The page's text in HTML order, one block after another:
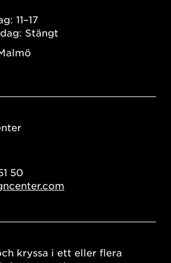
11–17
Stängt
50
kryssa i ett eller flera